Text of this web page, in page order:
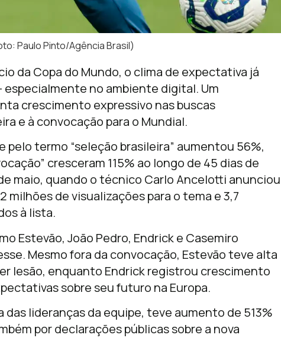
Paulo Pinto/Agência Brasil)
da Copa do Mundo, o clima de expectativa já
no ambiente digital. Um
crescimento expressivo nas buscas
e à convocação para o Mundial.
pelo termo “seleção brasileira” aumentou 56%,
cresceram 115% ao longo de 45 dias de
maio, quando o técnico Carlo Ancelotti anunciou
milhões de visualizações para o tema e 3,7
à lista.
Estevão, João Pedro, Endricke Casemiro
Mesmo fora da convocação, Estevão teve alta
lesão, enquanto Endrick registrou crescimento
sobre seu futuro na Europa.
das lideranças da equipe, teve aumento de 513%
por declarações públicas sobre a nova